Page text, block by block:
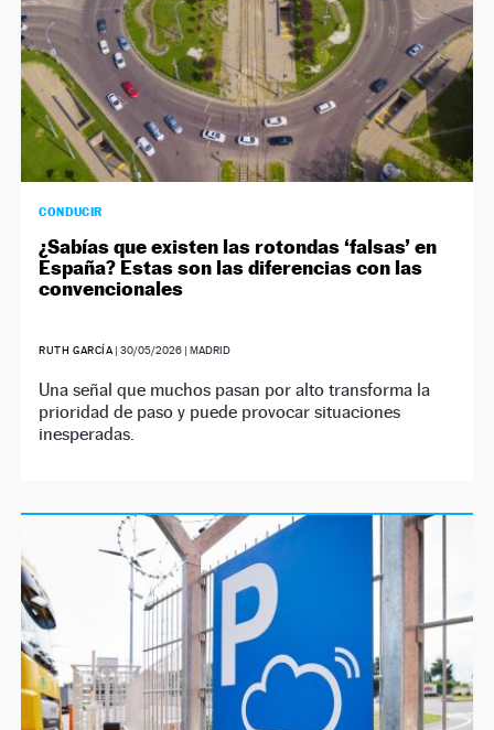
CONDUCIR
¿Sabías que existen las rotondas ‘falsas’ en
España? Estas son las diferencias con las
convencionales
RUTH GARCÍA |30/05/2026 | MADRID
Una señal que muchos pasan por alto transforma la
prioridad de paso y puede provocar situaciones
inesperadas.